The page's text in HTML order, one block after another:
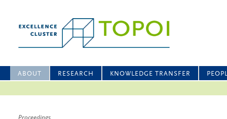
ABOUT RESEARCH KNOWLEDGE TRANSFER
Proceedings